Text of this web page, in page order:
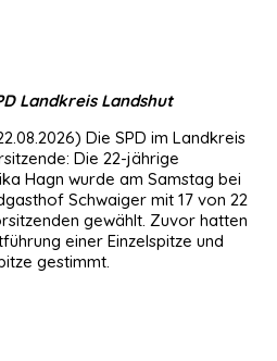
Landkreis Landshut
Die SPD im Landkreis
Die 22-jährige
Hagn wurde am Samstag bei
Schwaiger mit 17 von 22
gewählt. Zuvor hatten
einer Einzelspitze und
gestimmt.